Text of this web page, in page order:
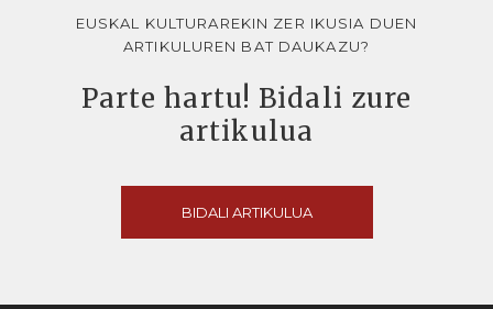
EUSKAL KULTURAREKIN ZER IKUSIA DUEN
ARTIKULUREN BAT DAUKAZU?
Parte hartu! Bidali zure
artikulua
BIDALI ARTIKULUA